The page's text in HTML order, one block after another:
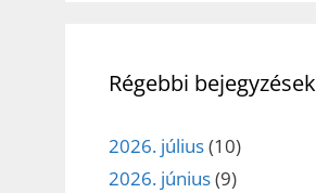
Régebbi bejegyzések
2026. július(10)
2026. június(9)